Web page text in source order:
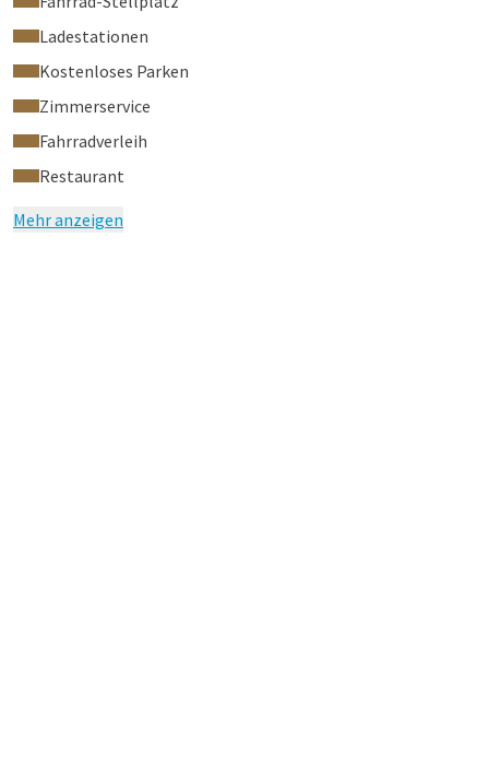
Ladestationen
Kostenloses Parken
Zimmerservice
Fahrradverleih
Restaurant
Mehr anzeigen